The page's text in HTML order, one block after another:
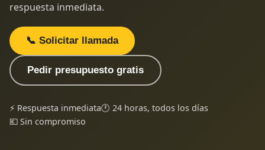
respuesta inmediata.
📞 Solicitar llamada
Pedir presupuesto gratis
⚡ Respuesta inmediata🕐 24 horas, todos los días
💶 Sin compromiso